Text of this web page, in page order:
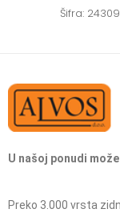
Šifra: 24309
U našoj ponudi
Preko 3.000 vrsta